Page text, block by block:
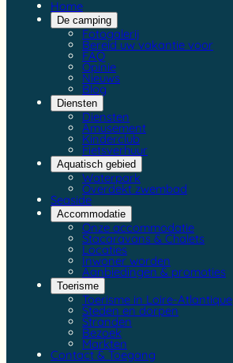
Home
De camping
Fotogalerij
Bereid uw vakantie voor
FAQ
Opinie
Nieuws
Blog
Diensten
Diensten
Amusement
Kinderclub
Fietsverhuur
Aquatisch gebied
Waterpark
Overdekt zwembad
Seaside
Accommodatie
Onze accommodatie
Stacaravans & Chalets
Locaties
Inwoner worden
Aanbiedingen & promoties
Toerisme
Toerisme in Loire-Atlantique
Steden en dorpen
Stranden
Bezoek
Markten
Contact & Toegang